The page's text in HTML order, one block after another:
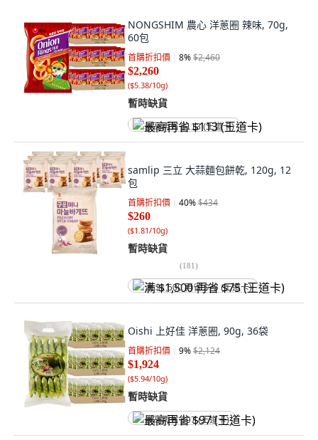
NONGSHIM 農心 洋蔥圈 辣味, 70g,
60包
首購折扣價 8%$2,460
$2,260
($5.38/10g)
暫時缺貨
最高再省 $113 (王道卡)
samlip 三立 大蒜麵包餅乾, 120g, 12
包
首購折扣價 40%$434
$260
($1.81/10g)
暫時缺貨
(181)
满 $1,500 再省 $75 (王道卡)
Oishi 上好佳 洋蔥圈, 90g, 36袋
首購折扣價 9%$2,124
$1,924
($5.94/10g)
暫時缺貨
最高再省 $97 (王道卡)